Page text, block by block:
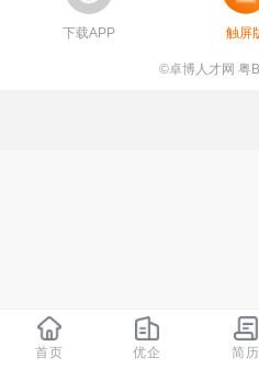
下载APP 触屏
©卓博人才网 粤
首页 优企 简历